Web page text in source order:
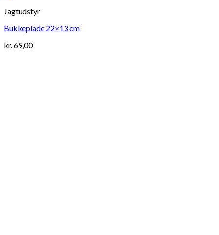
Jagtudstyr
Bukkeplade 22×13 cm
kr.69,00